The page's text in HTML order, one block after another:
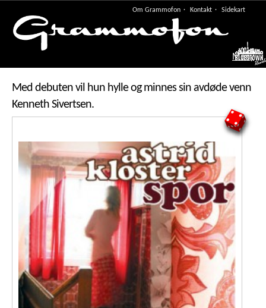
Om Grammofon Kontakt Sidekart
Meny
Med debuten vil hun hylle og minnes sin avdøde venn
Kenneth Sivertsen.